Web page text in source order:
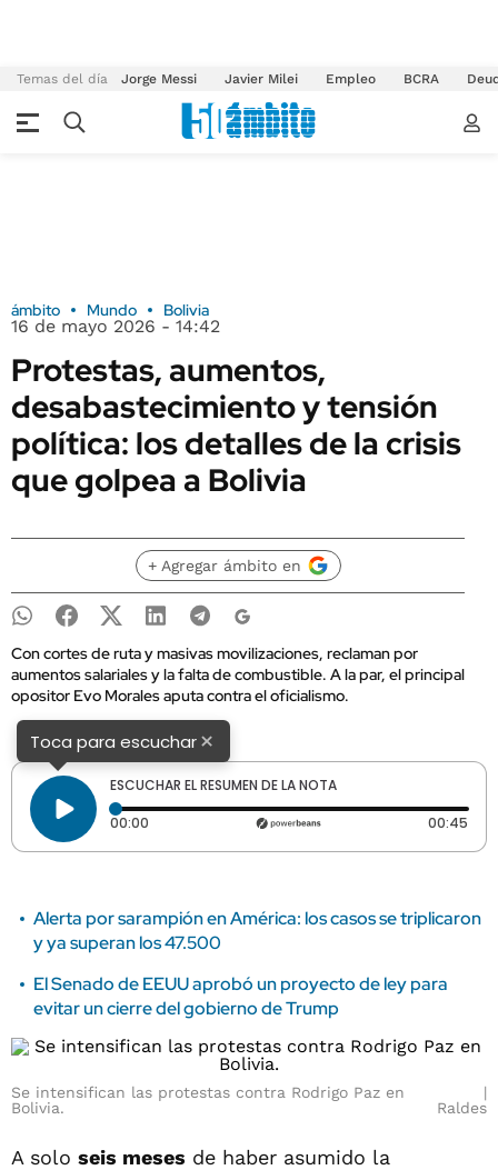
Temas del día Jorge Messi Javier Milei Empleo BCRA
ámbito Mundo Bolivia
16 de mayo 2026 - 14:42
Protestas, aumentos,
desabastecimiento y tensión
política: los detalles de la crisis
que golpea a Bolivia
+ Agregar ámbito en
Con cortes de ruta y masivas movilizaciones, reclaman por
aumentos salariales y la falta de combustible. A la par, el principal
opositor Evo Morales aputa contra el oficialismo.
Toca para escuchar×
ESCUCHAR EL RESUMEN DE LA NOTA
00:00 Tiempo transcurrido: 0 segundos 00:45
Alerta por sarampión en América: los casos se triplicaron
y ya superan los 47.500
El Senado de EEUU aprobó un proyecto de ley para
evitar un cierre del gobierno de Trump
Se intensifican las protestas contra Rodrigo Paz en
Bolivia.
Raldes
A solo seis meses de haber asumido la